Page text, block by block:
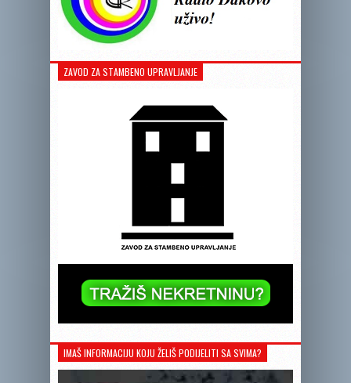
ZAVOD ZA STAMBENO UPRAVLJANJE
IMAŠ INFORMACIJU KOJU ŽELIŠ PODIJELITI SA SVIMA?